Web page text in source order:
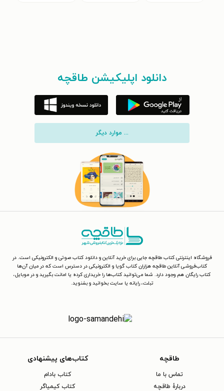
دانلود اپلیکیشن طاقچه
... موارد دیگر
فروشگاه اینترنتی کتاب طاقچه جایی برای خرید آنلاین و دانلود کتاب صوتی و الکترونیکی است. در
کتاب‌فروشی آنلاین طاقچه هزاران کتاب گویا و الکترونیکی در دسترس است که در میان آن‌ها
کتاب رایگان هم وجود دارد. شما می‌توانید کتاب‌ها را خریداری کرده یا امانت بگیرید و در موبایل،
تبلت، رایانه یا سایت بخوانید و بشنوید.
طاقچه
تماس با ما
دربارهٔ طاقچه
کتاب‌های پیشنهادی
کتاب بادام
کتاب کیمیاگر